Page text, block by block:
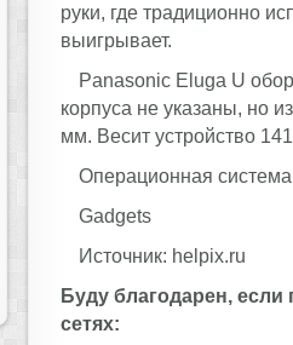
руки, где традиционно
выигрывает.
Panasonic Eluga U
корпуса не указаны, но
мм. Весит устройство
Операционная
Gadgets
Источник: helpix.ru
Буду благодарен, если
сетях: